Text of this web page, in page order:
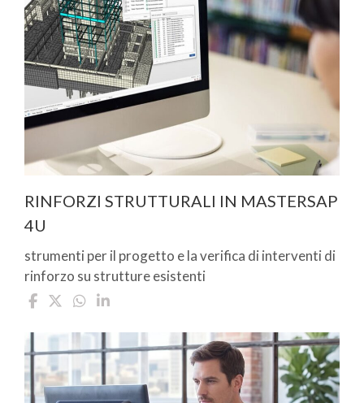
RINFORZI STRUTTURALI IN MASTERSAP
4U
strumenti per il progetto e la verifica di interventi di
rinforzo su strutture esistenti